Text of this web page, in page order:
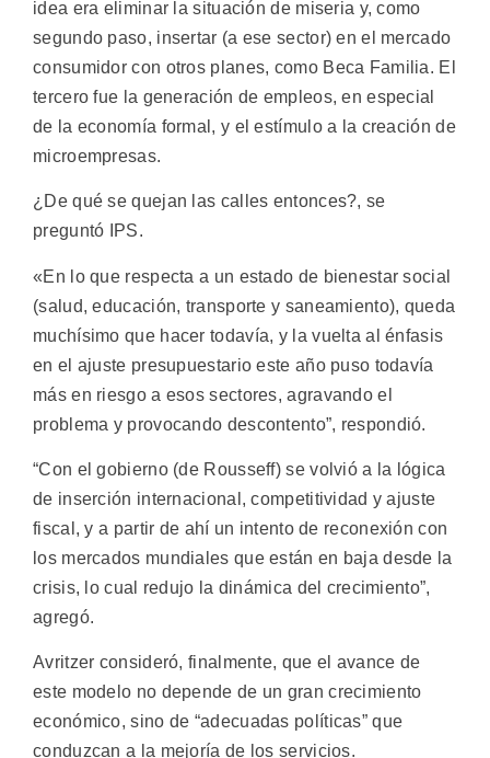
idea era eliminar la situación de miseria y, como
segundo paso, insertar (a ese sector) en el mercado
consumidor con otros planes, como Beca Familia. El
tercero fue la generación de empleos, en especial
de la economía formal, y el estímulo a la creación de
microempresas.
¿De qué se quejan las calles entonces?, se
preguntó IPS.
«En lo que respecta a un estado de bienestar social
(salud, educación, transporte y saneamiento), queda
muchísimo que hacer todavía, y la vuelta al énfasis
en el ajuste presupuestario este año puso todavía
más en riesgo a esos sectores, agravando el
problema y provocando descontento”, respondió.
“Con el gobierno (de Rousseff) se volvió a la lógica
de inserción internacional, competitividad y ajuste
fiscal, y a partir de ahí un intento de reconexión con
los mercados mundiales que están en baja desde la
crisis, lo cual redujo la dinámica del crecimiento”,
agregó.
Avritzer consideró, finalmente, que el avance de
este modelo no depende de un gran crecimiento
económico, sino de “adecuadas políticas” que
conduzcan a la mejoría de los servicios.